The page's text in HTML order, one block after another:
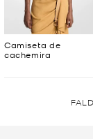
Camiseta de
cachemira